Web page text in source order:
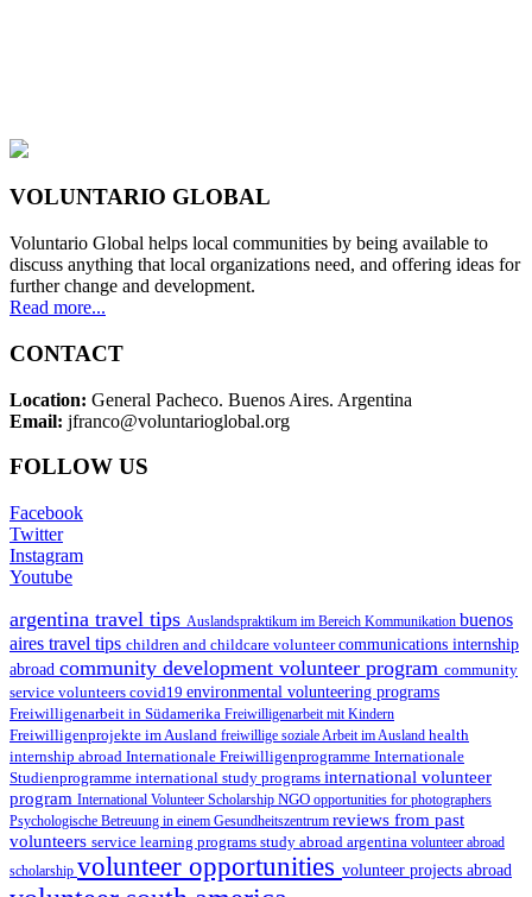
VOLUNTARIO GLOBAL
Voluntario Global helps local communities by being available to
discuss anything that local organizations need, and offering ideas for
further change and development.
Read more...
CONTACT
Location: General Pacheco. Buenos Aires. Argentina
Email: jfranco@voluntarioglobal.org
FOLLOW US
Facebook
Twitter
Instagram
Youtube
argentina travel tips Auslandspraktikum im Bereich Kommunikation buenos
aires travel tips children and childcare volunteercommunications internship
abroad community development volunteer program community
service volunteers covid19 environmental volunteering programs
Freiwilligenarbeit in Südamerika Freiwilligenarbeit mit Kindern
Freiwilligenprojekte im Ausland freiwillige soziale Arbeit im Ausland health
internship abroad Internationale Freiwilligenprogramme Internationale
Studienprogramme international study programs international volunteer
program International Volunteer Scholarship NGO opportunities for photographers
Psychologische Betreuung in einem Gesundheitszentrum reviews from past
volunteers service learning programs study abroad argentina volunteer abroad
scholarship volunteer opportunities volunteer projects abroad